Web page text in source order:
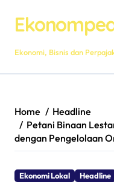
content
Ekonomi, Bisnis dan
Home
Headline
Petani Binaan
dengan Pengelolaan
Ekonomi Lokal Headline